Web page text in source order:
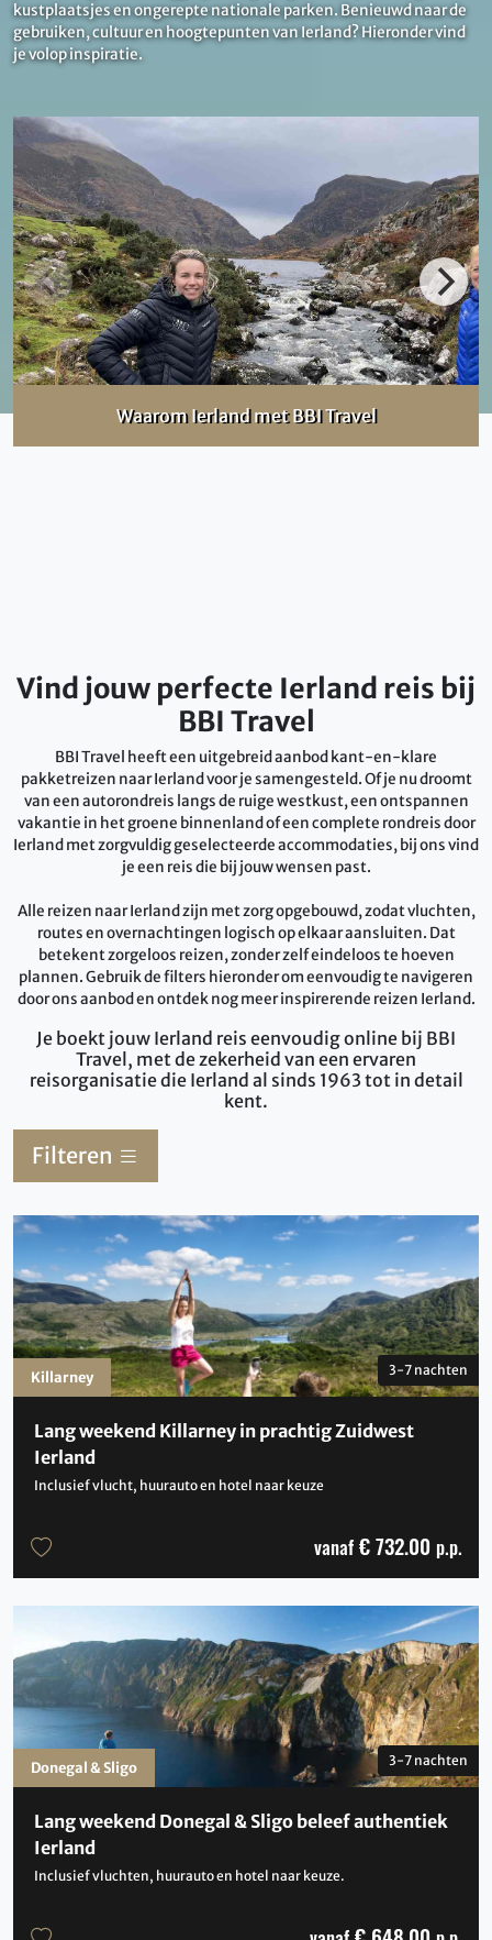
kustplaatsjes en ongerepte nationale parken. Benieuwd naar de
gebruiken, cultuur en hoogtepunten van Ierland? Hieronder vind
je volop inspiratie.
Waarom Ierland met BBI Travel
Vind jouw perfecte Ierland reis bij
BBI Travel
BBI Travel heeft een uitgebreid aanbod kant-en-klare
pakketreizen naar Ierland voor je samengesteld. Of je nu droomt
van een autorondreis langs de ruige westkust, een ontspannen
vakantie in het groene binnenland of een complete rondreis door
Ierland met zorgvuldig geselecteerde accommodaties, bij ons vind
je een reis die bij jouw wensen past.
Alle reizen naar Ierland zijn met zorg opgebouwd, zodat vluchten,
routes en overnachtingen logisch op elkaar aansluiten. Dat
betekent zorgeloos reizen, zonder zelf eindeloos te hoeven
plannen. Gebruik de filters hieronder om eenvoudig te navigeren
door ons aanbod en ontdek nog meer inspirerende reizen Ierland.
Je boekt jouw Ierland reis eenvoudig online bij BBI
Travel, met de zekerheid van een ervaren
reisorganisatie die Ierland al sinds 1963 tot in detail
kent.
Filteren
Lang weekend Killarney in prachtig Zuidwest
Ierland
Inclusief vlucht, huurauto en hotel naar keuze
3-7 nachten
vanaf € 732.00 p.p.
Killarney
Lang weekend Donegal & Sligo beleef authentiek
Ierland
Inclusief vluchten, huurauto en hotel naar keuze.
3-7 nachten
Donegal & Sligo